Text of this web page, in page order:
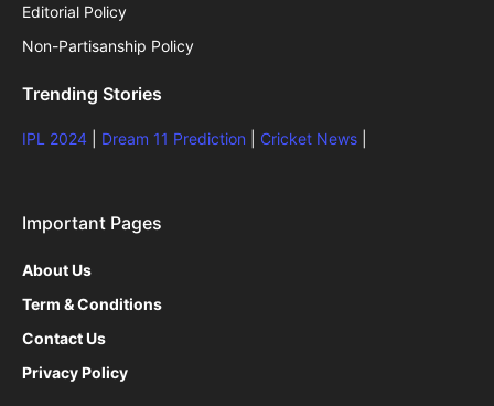
Editorial Policy
Non-Partisanship Policy
Trending Stories
IPL 2024 Dream 11 Prediction Cricket News
Important Pages
About Us
Term & Conditions
Contact Us
Privacy Policy